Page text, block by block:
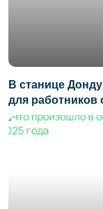
В станице
для работников